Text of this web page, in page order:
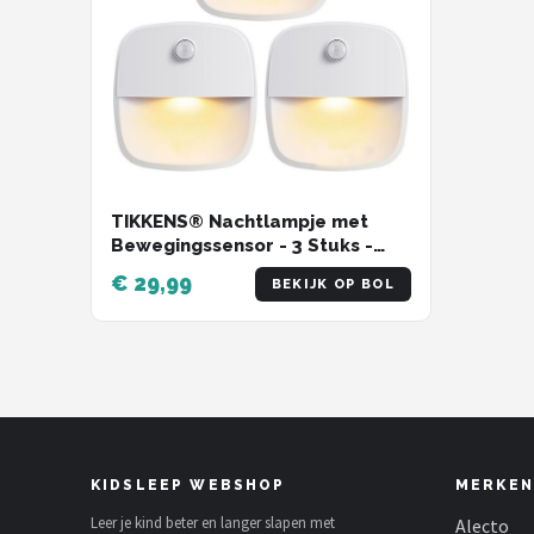
TIKKENS® Nachtlampje met
Bewegingssensor - 3 Stuks -
LED Kastverlichting en
Trapverlichting met Sensor -
Draadloos op Batterij
€ 29,99 BEKIJK OP BOL
KIDSLEEP WEBSHOP
Leer je kind beter en langer slapen met
MERKEN
Alecto